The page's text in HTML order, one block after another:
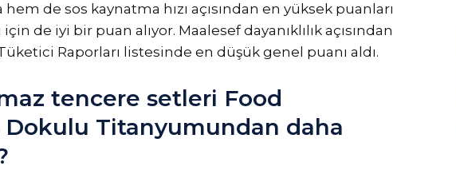
hem de sos kaynatma hızı açısından en yüksek puanları
için de iyi bir puan alıyor. Maalesef dayanıklılık açısından
Raporları listesinde en düşük genel puanı aldı.
tencere setleri Food
Dokulu Titanyumundan daha